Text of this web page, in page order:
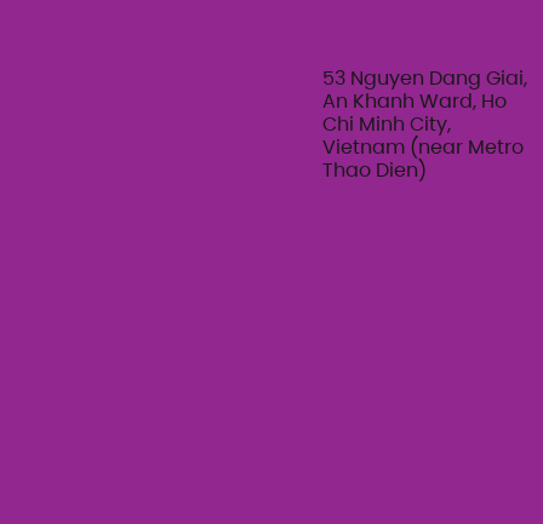
53 Nguyen Dang Giai,
An Khanh Ward, Ho
Chi Minh City,
Vietnam (near Metro
Thao Dien)